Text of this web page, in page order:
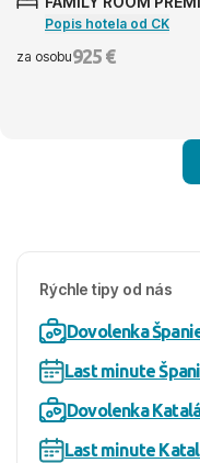
Popis hotela od CK
za osobu925 €
Rýchle tipy od nás
Dovolenka
Last minute
Dovolenka
Last minute